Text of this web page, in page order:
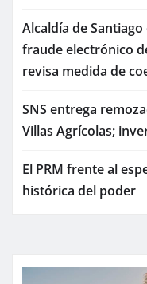
Alcaldía de
fraude electrónico
revisa medida de
SNS entrega
Villas Agrícolas;
El PRM frente al
histórica del poder